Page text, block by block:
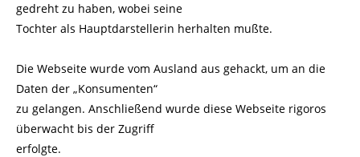
gedreht zu haben, wobei seine
Tochter als Hauptdarstellerin herhalten mußte.
Die Webseite wurde vom Ausland aus gehackt, um an die
Daten der „Konsumenten“
zu gelangen. Anschließend wurde diese Webseite rigoros
überwacht bis der Zugriff
erfolgte.